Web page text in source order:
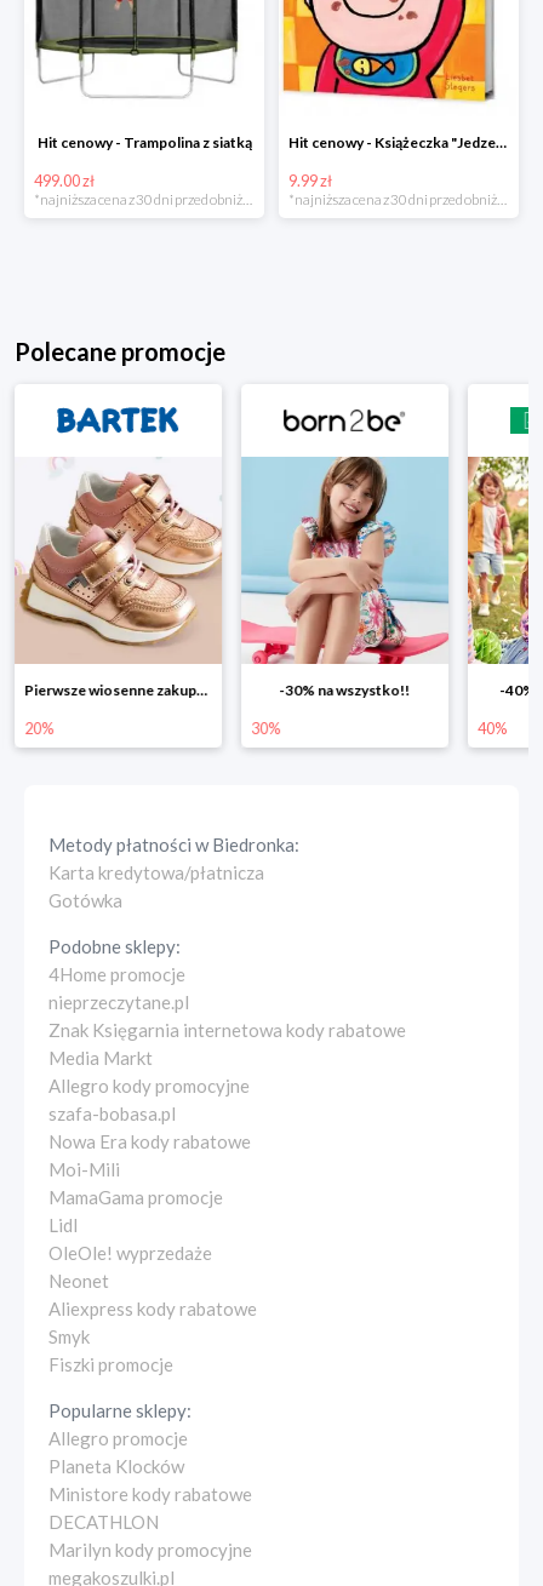
Hit cenowy - Trampolina z siatką
499.00 zł
Hit cenowy - Książeczka "Jedzenie"
9.99 zł
Polecane promocje
Pierwsze wiosenne zakupy -20%
20%
-30% na wszystko!!
30%
-40%
40%
Metody płatności wBiedronka:
Karta kredytowa/płatnicza
Gotówka
Podobne sklepy:
4Home promocje
nieprzeczytane.pl
Znak Księgarnia internetowa kody rabatowe
Media Markt
Allegro kody promocyjne
szafa-bobasa.pl
Nowa Era kody rabatowe
Moi-Mili
MamaGama promocje
Lidl
OleOle! wyprzedaże
Neonet
Aliexpress kody rabatowe
Smyk
Fiszki promocje
Popularne sklepy:
Allegro promocje
Planeta Klocków
Ministore kody rabatowe
DECATHLON
Marilyn kody promocyjne
megakoszulki.pl